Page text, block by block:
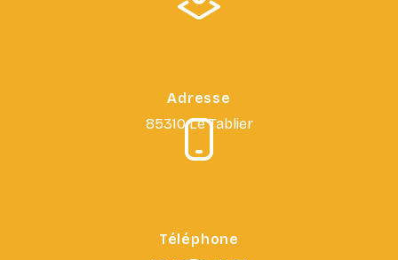
Adresse
85310 Le Tablier
Téléphone